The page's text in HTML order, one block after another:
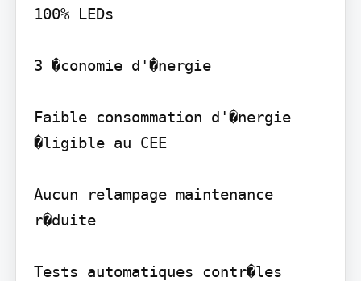
100% LEDs
3 �conomie d'�nergie
Faible consommation d'�nergie
�ligible au CEE
Aucun relampage maintenance
r�duite
Tests automatiques contr�les